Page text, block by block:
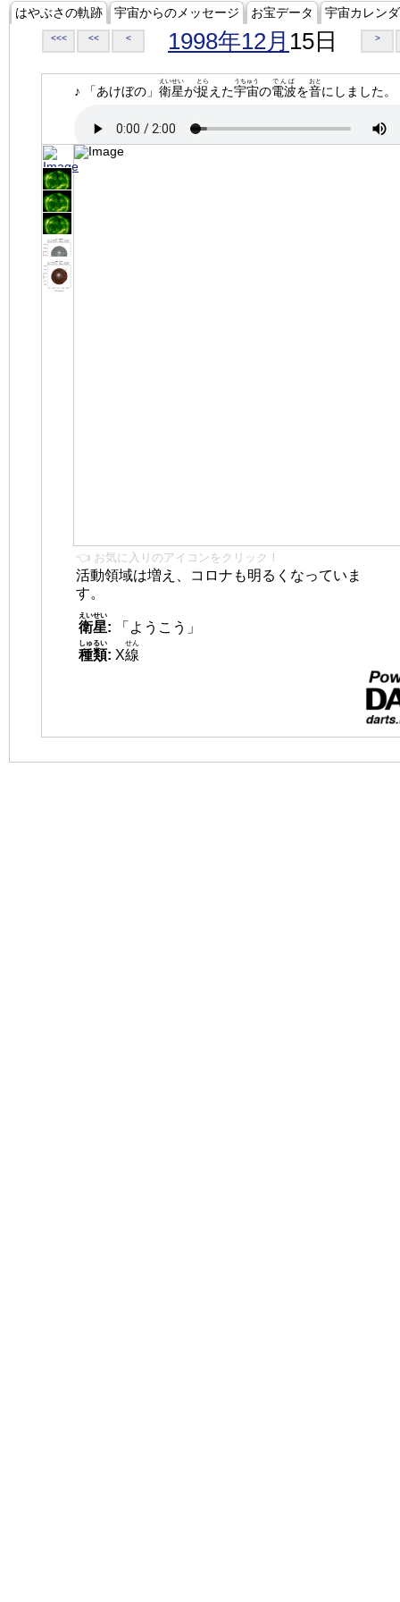
はやぶさの軌跡 宇宙からのメッセージ お宝データ 宇宙カレン
<<< << < 1998年12月 15日 >
♪ 「あけぼの」 衛星
えいせい
が捉
とら
えた宇宙
うちゅう
の電波
でんぱ
を音
おと
にしました。
👈 お気に入りのアイコンをクリック！
活動領域は増え、コロナも明るくなっていま
す。
衛星
えいせい
:
「ようこう」
種類
しゅるい
: X線
せん